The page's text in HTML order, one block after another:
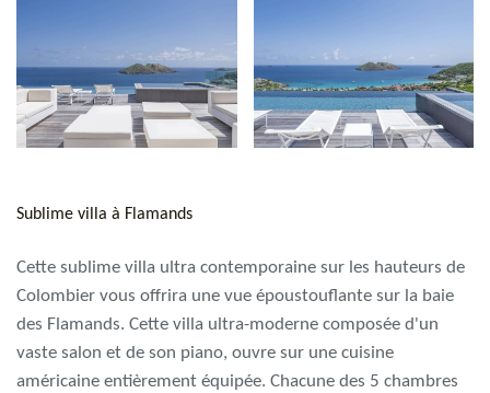
Sublime villa à Flamands
Cette sublime villa ultra contemporaine sur les hauteurs de
Colombier vous offrira une vue époustouflante sur la baie
des Flamands. Cette villa ultra-moderne composée d'un
vaste salon et de son piano, ouvre sur une cuisine
américaine entièrement équipée. Chacune des 5 chambres